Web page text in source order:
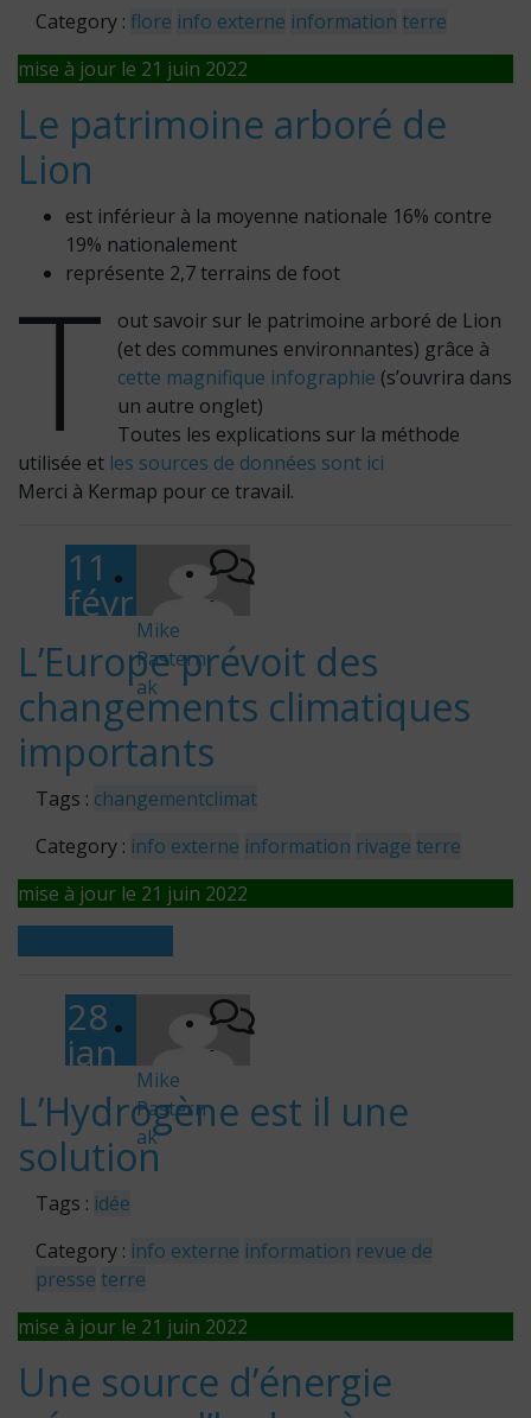
Category : flore info externe information terre
mise à jour le 21 juin 2022
Le patrimoine arboré de
Lion
est inférieur à la moyenne nationale 16% contre
19% nationalement
représente 2,7 terrains de foot
T
out savoir sur le patrimoine arboré de Lion
(et des communes environnantes) grâce à
cette magnifique infographie (s’ouvrira dans
un autre onglet)
Toutes les explications sur la méthode
utilisée et les sources de données sont ici
Merci à Kermap pour ce travail.
11
févr
202
0
Mike
Pastern
ak
-
L’Europe prévoit des
changements climatiques
importants
Tags : changementclimat
Category : info externe information rivage terre
mise à jour le 21 juin 2022
28
jan
vier
202
0
Mike
Pastern
ak
-
L’Hydrogène est il une
solution
Tags : idée
Category : info externe information revue de
presse terre
mise à jour le 21 juin 2022
Une source d’énergie